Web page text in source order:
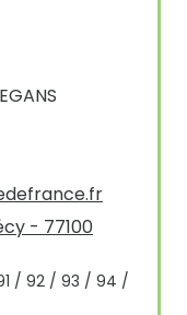
- 77100
/ 92 / 93 / 94 /